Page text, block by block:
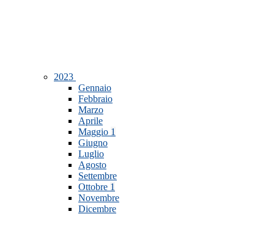
2023
Gennaio
Febbraio
Marzo
Aprile
Maggio 1
Giugno
Luglio
Agosto
Settembre
Ottobre 1
Novembre
Dicembre